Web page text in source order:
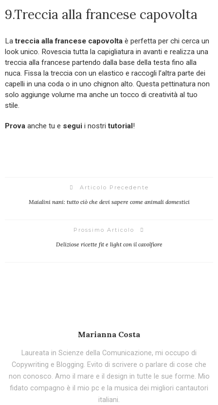
9.Treccia alla francese capovolta
Latreccia alla francese capovolta è perfetta per chi cerca un
look unico. Rovescia tutta la capigliatura in avanti e realizza una
treccia alla francese partendo dalla base della testa fino alla
nuca. Fissa la treccia con un elastico e raccogli l’altra parte dei
capelli in una coda o in uno chignon alto. Questa pettinatura non
solo aggiunge volume ma anche un tocco di creatività al tuo
stile.
Prova anche tu e segui i nostritutorial !
Articolo Precedente
Maialini nani: tutto ciò che devi sapere come animali domestici
Prossimo Articolo
Deliziose ricette fit e light con il cavolfiore
Marianna Costa
Laureata in Scienze della Comunicazione, mi occupo di
Copywriting e Blogging. Evito di scrivere o parlare di cose che
non conosco. Amo il mare e il design in tutte le sue forme. Mio
fidato compagno è il mio pc e la musica dei migliori cantautori
italiani.